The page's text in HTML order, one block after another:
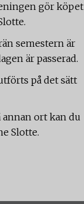
gör köpet
semestern är
är passerad.
på det sätt
ort kan du
Slotte.